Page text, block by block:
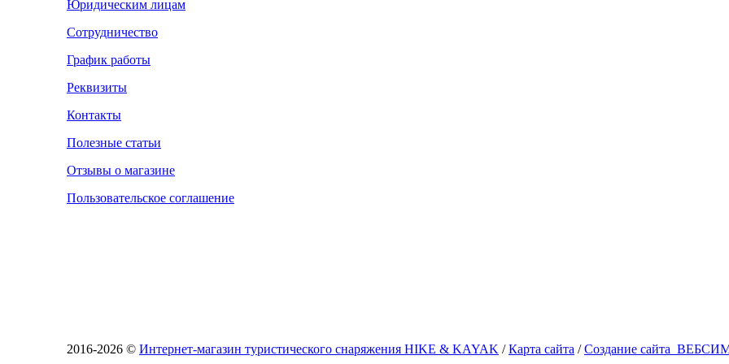
Юридическим лицам
Сотрудничество
График работы
Реквизиты
Контакты
Полезные статьи
Отзывы о магазине
Пользовательское соглашение
2016-2026 © Интернет-магазин туристического снаряжения HIKE & KAYAK /Карта сайта /Создание сайта